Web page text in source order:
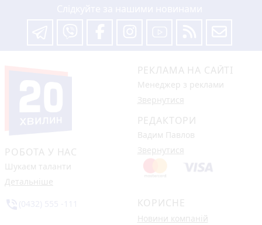
РОБОТА У НАС
Шукаєм таланти
Детальніше
РЕКЛАМА НА САЙТІ
Менеджер з реклами
Звернутися
РЕДАКТОРИ
Вадим Павлов
Звернутися
КОРИСНЕ
Новини компаній